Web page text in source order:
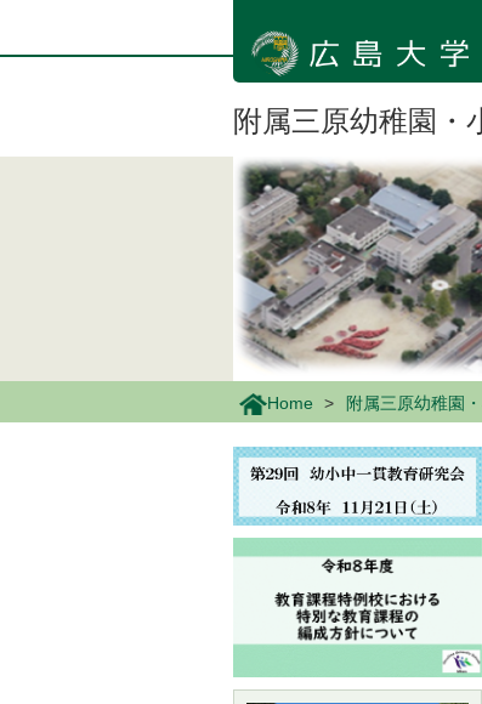
ン
附属三原幼稚園・
Home 附属三原幼稚園